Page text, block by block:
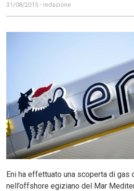
31/08/2015 - redazione
Eni ha effettuato una scoperta di gas
nell’offshore egiziano del Mar